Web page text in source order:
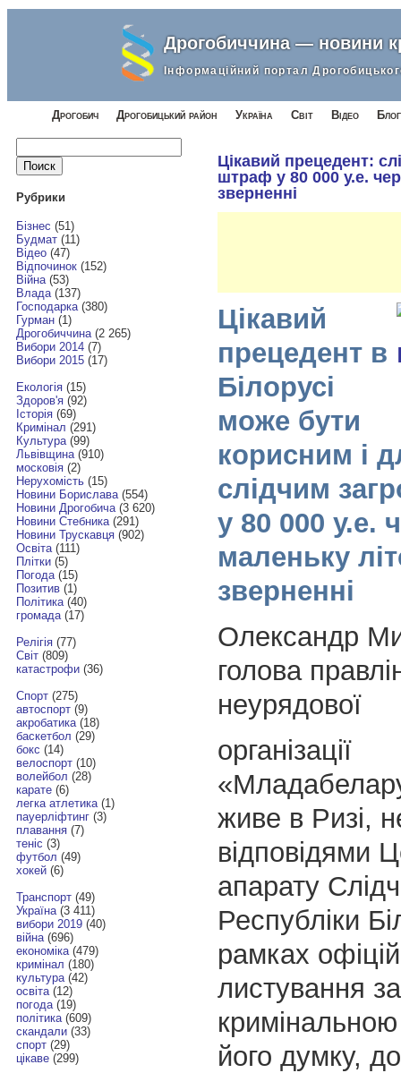
Дрогобиччина — новини
Інформаційний портал
Дрогобич Дрогобицький район Україна Світ Відео
Найти:
Рубрики
Бізнес (51)
Будмат(11)
Відео(47)
Відпочинок(152)
Війна(53)
Влада(137)
Господарка(380)
Гурман(1)
Дрогобиччина(2 265)
Вибори 2014(7)
Вибори 2015(17)
Екологія(15)
Здоров'я(92)
Історія(69)
Кримінал (291)
Культура(99)
Львівщина(910)
московія(2)
Нерухомість(15)
Новини Борислава(554)
Новини Дрогобича(3 620)
Новини Стебника(291)
Новини Трускавця(902)
Освіта(111)
Плітки(5)
Погода(15)
Позитив(1)
Політика(40)
громада(17)
Релігія(77)
Світ(809)
катастрофи(36)
Спорт(275)
автоспорт(9)
акробатика(18)
баскетбол (29)
бокс (14)
велоспорт(10)
волейбол (28)
карате(6)
легка атлетика(1)
пауерліфтинг(3)
плавання(7)
теніс (3)
футбол (49)
хокей(6)
Транспорт(49)
Україна(3 411)
вибори 2019(40)
війна(696)
економіка(479)
кримінал (180)
культура(42)
освіта(12)
погода(19)
політика(609)
скандали(33)
спорт(29)
цікаве(299)
Цікавий прецедент:
штраф у 80 000 у.е.
зверненні
Цікавий
прецедент в
Білорусі
може бути
корисним і
слідчим
у 80 000 у.е.
маленьку
зверненні
Олександр
голова
неурядової
організації
живе в Ризі,
відповідями
апарату
Республіки
рамках
листування за
його думку,